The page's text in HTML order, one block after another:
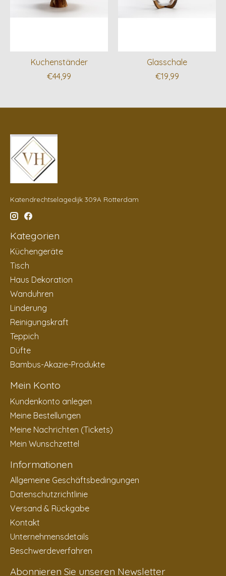
Kuchenständer
€44,99
Glasschale
€19,99
Katendrechtselagedijk 309A Rotterdam
Kategorien
Küchengeräte
Tisch
Haus Dekoration
Wanduhren
Linderung
Reinigungskraft
Teppich
Düfte
Bambus-Akazie-Produkte
Mein Konto
Kundenkonto anlegen
Meine Bestellungen
Meine Nachrichten (Tickets)
Mein Wunschzettel
Informationen
Allgemeine Geschäftsbedingungen
Datenschutzrichtlinie
Versand & Rückgabe
Kontakt
Unternehmensdetails
Beschwerdeverfahren
Abonnieren Sie unseren Newsletter